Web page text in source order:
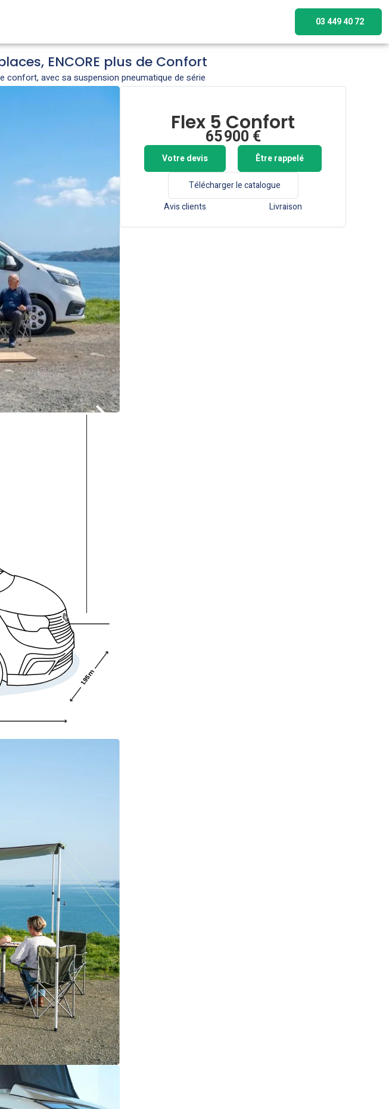
03 449 40 72
ENCORE plus de Confort
confort, avec sa suspension pneumatique de série​
Flex 5 Confort
65 900 €
Votre devis Être rappelé
Télécharger le catalogue
Avis clients
Livraison